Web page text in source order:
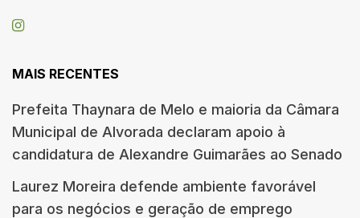
MAIS RECENTES
Prefeita Thaynara de Melo e maioria da Câmara
Municipal de Alvorada declaram apoio à
candidatura de Alexandre Guimarães ao Senado
Laurez Moreira defende ambiente favorável
para os negócios e geração de emprego